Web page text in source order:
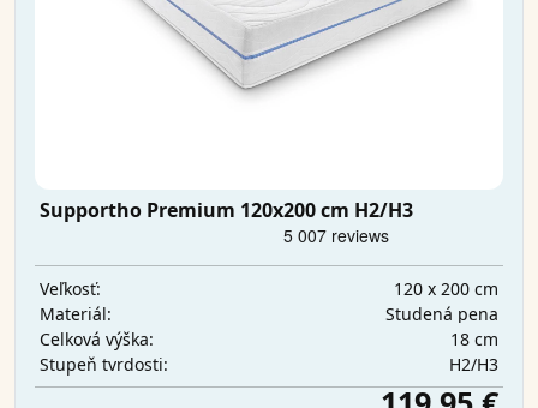
Supportho Premium 120x200 cm H2/H3
Veľkosť:
120 x 200 cm
Materiál:
Studená pena
Celková výška:
18 cm
Stupeň tvrdosti:
H2/H3